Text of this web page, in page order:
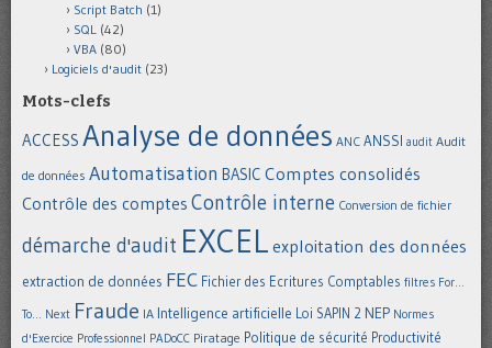
Script Batch (1)
SQL (42)
VBA (80)
Logiciels d'audit (23)
Mots-clefs
ACCESS Analyse de données ANC ANSSI audit Audit
de données Automatisation BASIC Comptes consolidés
Contrôle des comptes Contrôle interne Conversion de fichier
démarche d'audit EXCEL exploitation des données
extraction de données FEC Fichier des Ecritures Comptables filtres For...
To... Next Fraude IA Intelligence artificielle Loi SAPIN 2 NEP Normes
d'Exercice Professionnel PADoCC Piratage Politique de sécurité Productivité